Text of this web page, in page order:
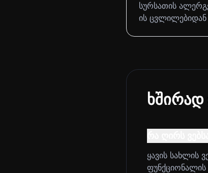
სურსათის
ის ცვლილებიდან
ხშირად
ყავის სახლის